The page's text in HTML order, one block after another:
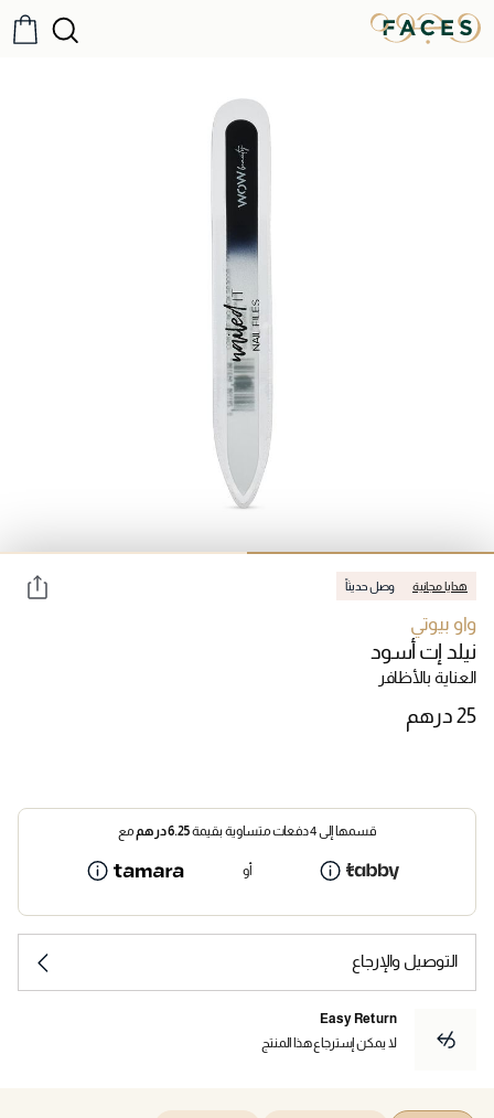
هدايا مجانية وصل حديثاً
واو بيوتي
نيلد إت أسود
العناية بالأظافر
قسمها إلى 4 دفعات متساوية بقيمة 6.25درهممع
أو
التوصيل والإرجاع
Easy Return
لا يمكن إسترجاع هذا المنتج